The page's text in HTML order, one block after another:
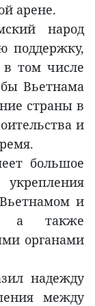
арене.
народ
поддержку,
в том числе
Вьетнама
страны в
и
большое
и
а также
органами
надежду
между